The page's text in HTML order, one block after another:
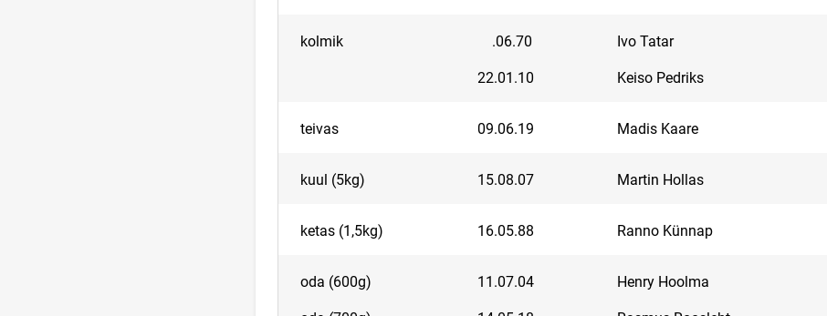
kolmik .06.70
22.01.10
Ivo Tatar
Keiso Pedriks
teivas 09.06.19 Madis Kaare
kuul (5kg) 15.08.07 Martin Hollas
ketas (1,5kg) 16.05.88 Ranno Künnap
oda (600g) 11.07.04 Henry Hoolma